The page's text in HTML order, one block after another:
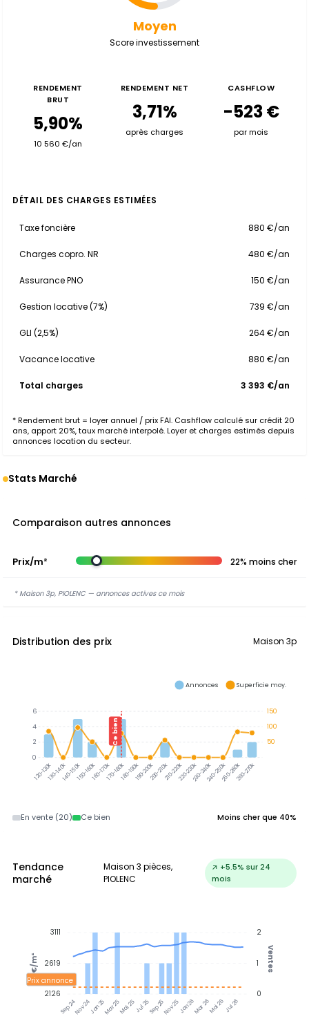
Moyen
Score investissement
RENDEMENT
BRUT
5,90%
10 560 €/an
RENDEMENT NET
3,71%
après charges
CASHFLOW
-523 €
par mois
DÉTAIL DES CHARGES ESTIMÉES
Taxe foncière 880 €/an
Charges copro. NR 480 €/an
Assurance PNO 150 €/an
Gestion locative (7%) 739 €/an
GLI (2,5%) 264 €/an
Vacance locative 880 €/an
Total charges 3 393 €/an
* Rendement brut = loyer annuel / prix FAI. Cashflow calculé sur crédit 20
ans, apport 20%, taux marché interpolé. Loyer et charges estimés depuis
annonces location du secteur.
Stats Marché
Comparaison autres annonces
Prix/m² 22% moins cher
* Maison 3p, PIOLENC — annonces actives ce mois
Distribution des prix Maison 3p
120-130k130-140k140-150k150-160k160-170k170-180k180-190k190-200k200-210k210-220k220-230k230-240k240-250k250-260k260-270k
Ce bien
150
100
50
6
4
2
0
Annonces Superficie moy.
En vente (20) Ce bien Moins cher que 40%
Tendance
marché
Maison 3 pièces,
PIOLENC
↗ +5.5% sur 24
mois
Sep 24Nov 24Jan 25Mar 25Mai 25Jul 25Sep 25Nov 25Jan 26Mar 26Mai 26Jul 26
Prix annonce
2
1
0
Ventes
3111
2619
2126
€/m²